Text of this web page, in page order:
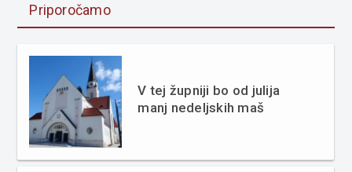
Priporočamo
V tej župniji bo od julija
manj nedeljskih maš